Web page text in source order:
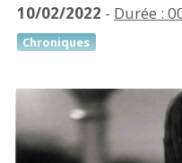
10/02/2022 - Durée :
Chroniques
interroge la relation
l’espace (public).
artistique repose sur